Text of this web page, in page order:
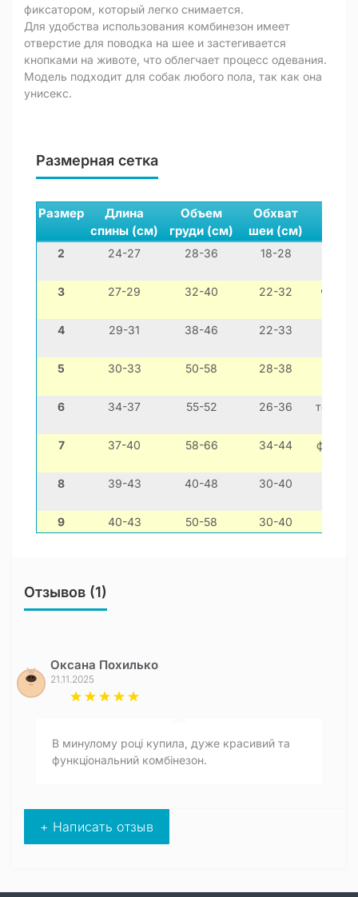
фиксатором, который легко снимается.
Для удобства использования комбинезон имеет
отверстие для поводка на шее и застегивается
кнопками на животе, что облегчает процесс одевания.
Модель подходит для собак любого пола, так как она
унисекс.
Размерная сетка
Размер
Длина
спины (см)
Объем
груди (см)
Обхват
шеи (см)
2 24-27 28-36 18-28
3 27-29 32-40 22-32
4 29-31 38-46 22-33
5 30-33 50-58 28-38
6 34-37 55-52 26-36 тот
7 37-40 58-66 34-44
8 39-43 40-48 30-40
9 40-43 50-58 30-40
Отзывов (1)
Оксана Похилько
21.11.2025
В минулому році купила, дуже красивий та
функціональний комбінезон.
+ Написать отзыв